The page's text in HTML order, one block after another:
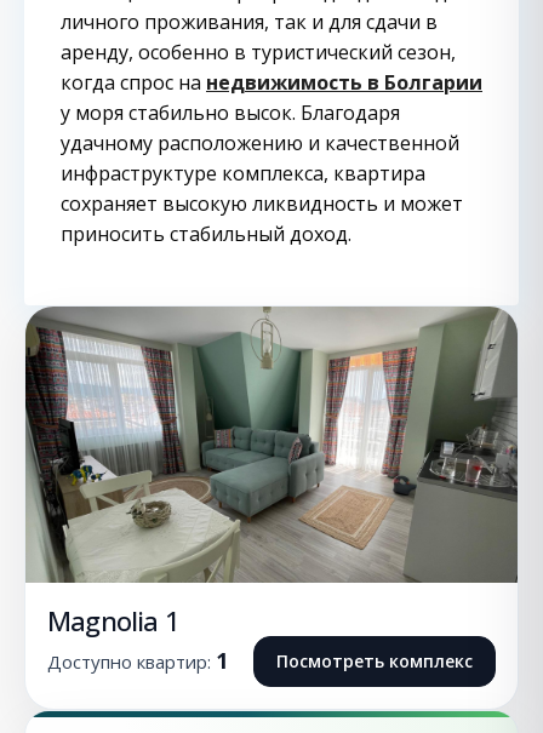
личного проживания, так и для сдачи в
аренду, особенно в туристический сезон,
когда спрос на недвижимость в Болгарии
у моря стабильно высок. Благодаря
удачному расположению и качественной
инфраструктуре комплекса, квартира
сохраняет высокую ликвидность и может
приносить стабильный доход.
Magnolia 1
Доступно квартир: 1 Посмотреть комплекс